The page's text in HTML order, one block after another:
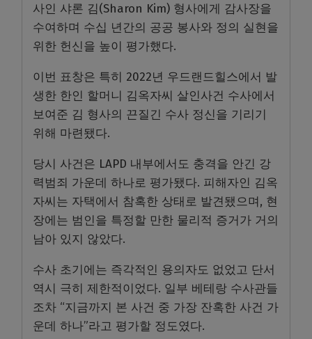
사인 샤론 김(Sharon Kim) 형사에게 감사장을
수여하며 수십 년간의 공공 봉사와 정의 실현을
위한 헌신을 높이 평가했다.
이번 표창은 특히 2022년 우드랜드힐스에서 발
생한 한인 할머니 김옥자씨 살인사건 수사에서
보여준 김 형사의 끈질긴 수사 정신을 기리기
위해 마련됐다.
당시 사건은 LAPD 내부에서도 충격을 안긴 강
력범죄 가운데 하나로 평가됐다. 피해자인 김옥
자씨는 자택에서 참혹한 상태로 발견됐으며, 현
장에는 범인을 특정할 만한 물리적 증거가 거의
남아 있지 않았다.
수사 초기에는 즉각적인 용의자도 없었고 단서
역시 극히 제한적이었다. 일부 베테랑 수사관들
조차 “지금까지 본 사건 중 가장 잔혹한 사건 가
운데 하나”라고 평가할 정도였다.